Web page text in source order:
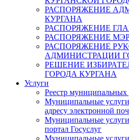
РАСПОРЯЖЕНИЕ
КУРГАНА
РАСПОРЯЖЕНИЕ
РАСПОРЯЖЕНИЕ
РАСПОРЯЖЕНИЕ
АДМИНИСТРАЦИИ
РЕШЕНИЕ
ГОРОДА КУРГАНА
Услуги
Реестр муниципальных
Муниципальные
адресу электронной
Муниципальные
портал Госуслуг
Муниципальные